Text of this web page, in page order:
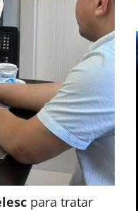
para tratar